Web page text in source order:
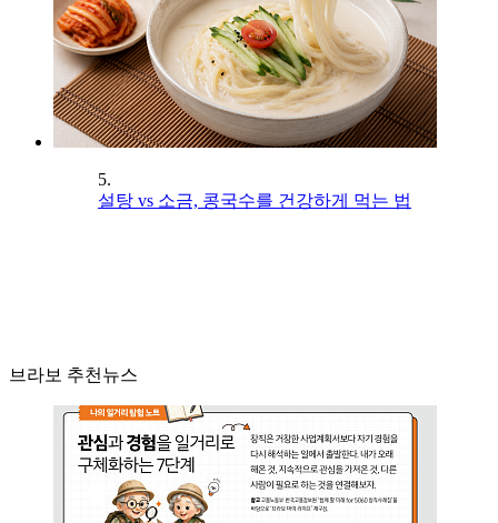
5.
설탕 vs 소금, 콩국수를 건강하게 먹는 법
브라보 추천뉴스